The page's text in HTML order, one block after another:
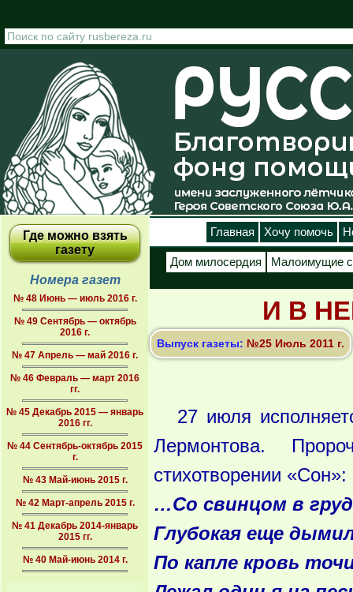
Где можно взять
газету
Номера газет
№ 48 Июнь — июль 2016 г.
№ 49 Сентябрь — октябрь
2016 г.
№ 47 Апрель — май 2016 г.
№ 46 Февраль — март 2016
гг.
№ 45 Декабрь 2015 — январь
2016 гг.
№ 44 Сентябрь-октябрь 2015
г.
№ 43 Май-июнь 2015 г.
№ 42 Март-апрель 2015 г.
№ 41 Декабрь 2014-январь
2015 гг.
№ 40 Май-июнь 2014 г.
Главная Хочу помочь
Дом милосердия Малоимущие
И В
Выпуск газеты: №25 Июль 2011 г.
27 июля
Лермонтова.
стихотворении «Сон»:
…Со свинцом в
Глубокая еще
По капле кровь